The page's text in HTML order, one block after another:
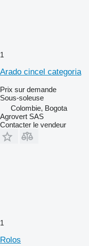
1
Arado cincel categoria
Prix sur demande
Sous-soleuse
Colombie, Bogota
Agrovert SAS
Contacter le vendeur
1
Rolos